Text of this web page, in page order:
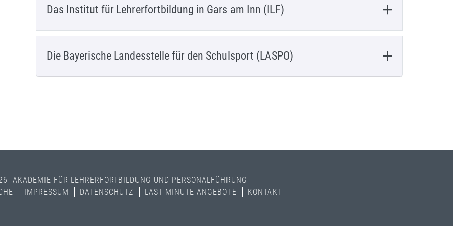
Das Institut für Lehrerfortbildung in Gars am Inn (ILF)
Die Bayerische Landesstelle für den Schulsport (LASPO)
AKADEMIE FÜR LEHRERFORTBILDUNG UND PERSONALFÜHRUNG
IMPRESSUM DATENSCHUTZ LAST MINUTE ANGEBOTE KONTAKT